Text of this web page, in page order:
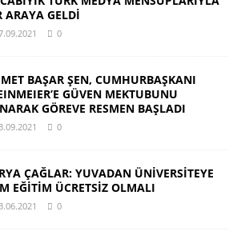
ARAYA GELDİ
0
BAŞAR ŞEN, CUMHURBAŞKANI
GÜVEN MEKTUBUNU
GÖREVE RESMEN BAŞLADI
0
ÇAĞLAR: YUVADAN ÜNİVERSİTEYE
EĞİTİM ÜCRETSİZ OLMALI
0